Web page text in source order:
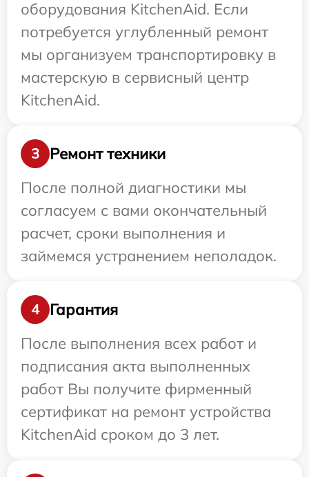
оборудования KitchenAid. Если
потребуется углубленный ремонт
мы организуем транспортировку в
мастерскую в сервисный центр
KitchenAid.
3
Ремонт техники
После полной диагностики мы
согласуем с вами окончательный
расчет, сроки выполнения и
займемся устранением неполадок.
4
Гарантия
После выполнения всех работ и
подписания акта выполненных
работ Вы получите фирменный
сертификат на ремонт устройства
KitchenAid сроком до 3 лет.